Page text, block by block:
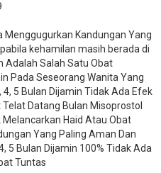
Menggugurkan Kandungan Yang
kehamilan masih berada di
Adalah Salah Satu Obat
Pada Seseorang Wanita Yang
4, 5 Bulan Dijamin Tidak Ada Efek
Datang Bulan Misoprostol
Haid Atau Obat
Yang Paling Aman Dan
5 Bulan Dijamin 100% Tidak Ada
Tuntas